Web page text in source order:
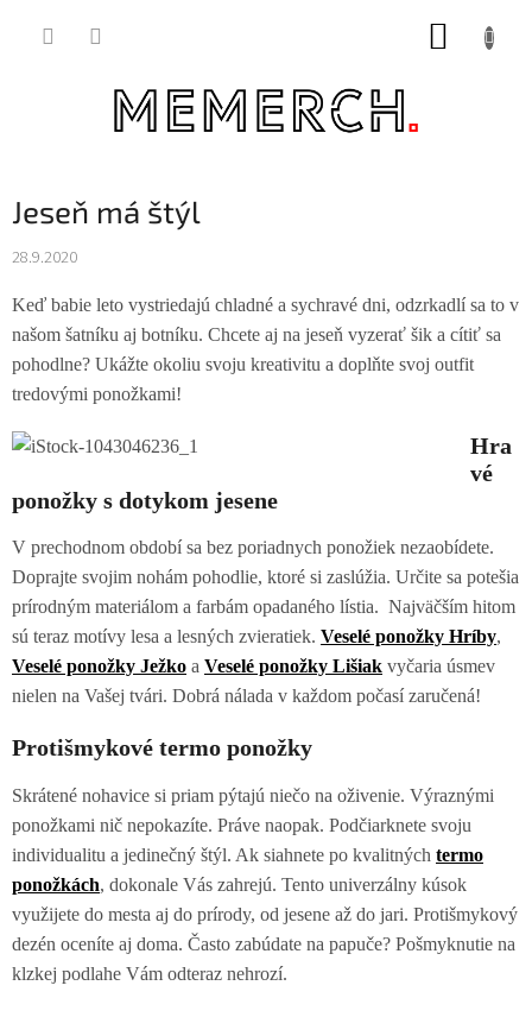
Jeseň má štýl
28.9.2020
Keď babie leto vystriedajú chladné a sychravé dni, odzrkadlí sa to v
našom šatníku aj botníku. Chcete aj na jeseň vyzerať šik a cítiť sa
pohodlne? Ukážte okoliu svoju kreativitu a doplňte svoj outfit
tredovými ponožkami!
Hra
vé
ponožky s dotykom jesene
V prechodnom období sa bez poriadnych ponožiek nezaobídete.
Doprajte svojim nohám pohodlie, ktoré si zaslúžia. Určite sa potešia
prírodným materiálom a farbám opadaného lístia. Najväčším hitom
sú teraz motívy lesa a lesných zvieratiek. Veselé ponožky Hríby,
Veselé ponožky Ježko a Veselé ponožky Lišiak vyčaria úsmev
nielen na Vašej tvári. Dobrá nálada v každom počasí zaručená!
Protišmykové termo ponožky
Skrátené nohavice si priam pýtajú niečo na oživenie. Výraznými
ponožkami nič nepokazíte. Práve naopak. Podčiarknete svoju
individualitu a jedinečný štýl. Ak siahnete po kvalitných termo
ponožkách, dokonale Vás zahrejú. Tento univerzálny kúsok
využijete do mesta aj do prírody, od jesene až do jari. Protišmykový
dezén oceníte aj doma. Často zabúdate na papuče? Pošmyknutie na
klzkej podlahe Vám odteraz nehrozí.